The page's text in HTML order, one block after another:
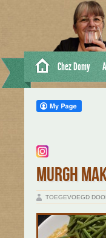
Chez Domy
MURGH
TOEGEVOEGD